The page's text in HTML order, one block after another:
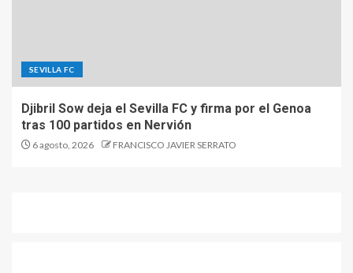
SEVILLA FC
Djibril Sow deja el Sevilla FC y firma por el Genoa
tras 100 partidos en Nervión
6 agosto, 2026 FRANCISCO JAVIER SERRATO